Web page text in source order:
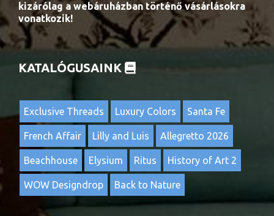
kizárólag a webáruházban történő vásárlásokra
vonatkozik!
KATALÓGUSAINK
Exclusive Threads Luxury Colors Santa Fe
French Affair Lilly and Luis Allegretto 2026
Beachhouse Elysium Ritus History of Art 2
WOW Designdrop Back to Nature